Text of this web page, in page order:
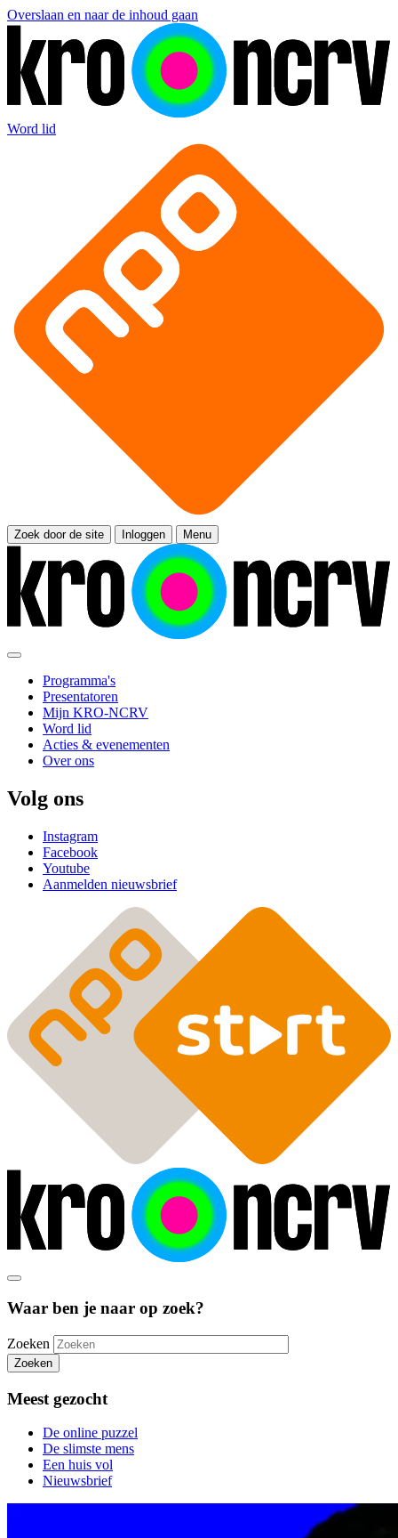
Overslaan en naar de inhoud gaan
Word lid
Zoek door de site Inloggen Menu
Programma's
Presentatoren
Mijn KRO-NCRV
Word lid
Acties & evenementen
Over ons
Volg ons
Instagram
Facebook
Youtube
Aanmelden nieuwsbrief
Waar ben je naar op zoek?
Zoeken
Zoeken
Meest gezocht
De online puzzel
De slimste mens
Een huis vol
Nieuwsbrief